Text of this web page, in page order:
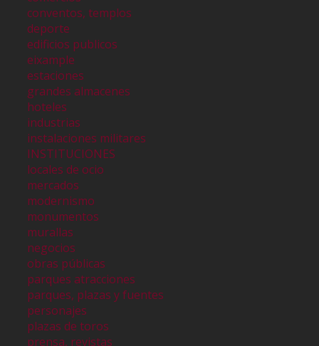
conventos, templos
deporte
edificios publicos
eixample
estaciones
grandes almacenes
hoteles
industrias
instalaciones militares
INSTITUCIONES
locales de ocio
mercados
modernismo
monumentos
murallas
negocios
obras públicas
parques atracciones
parques, plazas y fuentes
personajes
plazas de toros
prensa, revistas